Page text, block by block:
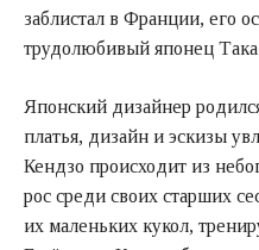
заблистал в Франции, его
трудолюбивый японец
Японский дизайнер
платья, дизайн и эскизы
Кендзо происходит из
рос среди своих старших
их маленьких кукол,